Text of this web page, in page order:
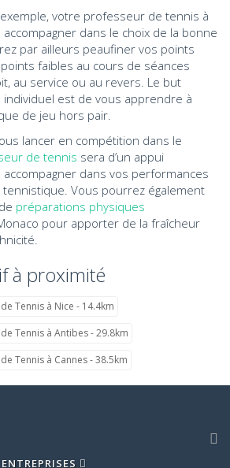
votre professeur de tennis à
dans le choix de la bonne
par ailleurs peaufiner vos points
faibles au cours de séances
au service ou au revers. Le but
est de vous apprendre à
de jeu hors pair.
lancer en compétition dans le
de tennis sera d’un appui
dans vos performances
Vous pourrez également
préparations physiques
pour apporter de la fraîcheur
à proximité
Tennis à Nice - 14.4km
Tennis à Antibes - 29.8km
Tennis à Cannes - 38.5km